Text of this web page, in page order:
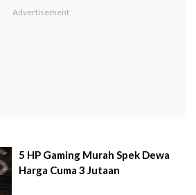
5 HP Gaming Murah Spek Dewa
Harga Cuma 3 Jutaan